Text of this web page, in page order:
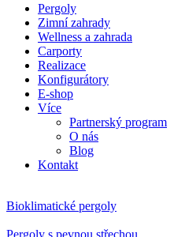
Pergoly
Zimní zahrady
Wellness a zahrada
Carporty
Realizace
Konfigurátory
E-shop
Více
Partnerský program
O nás
Blog
Kontakt
Bioklimatické pergoly
Pergoly s pevnou střechou